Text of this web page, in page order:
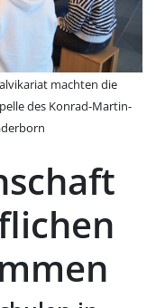
machten die
des Konrad-Martin-